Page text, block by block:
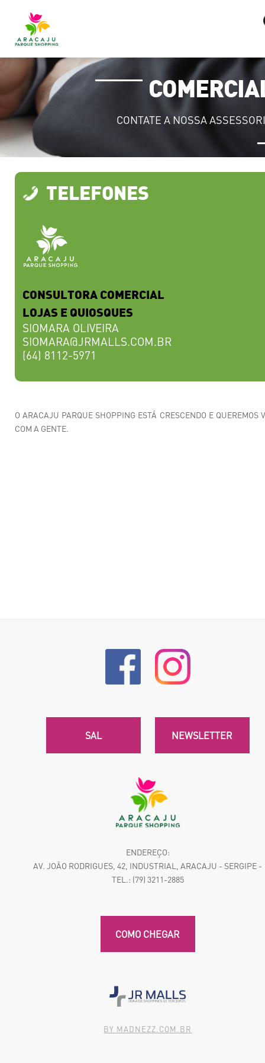
CONTATE A NOSSA
TELEFONES
CONSULTORA COMERCIAL
LOJAS E QUIOSQUES
SIOMARA OLIVEIRA
SIOMARA@JRMALLS.COM.BR
(64) 8112-5971
O ARACAJU PARQUE SHOPPING ESTÁ CRESCENDO E QUEREMOS
COM A GENTE.
SAL NEWSLETTER
ENDEREÇO:
AV. JOÃO RODRIGUES, 42, INDUSTRIAL, ARACAJU - SERGIPE -
TEL.: (79) 3211-2885
COMO CHEGAR
BY MADNEZZ.COM.BR